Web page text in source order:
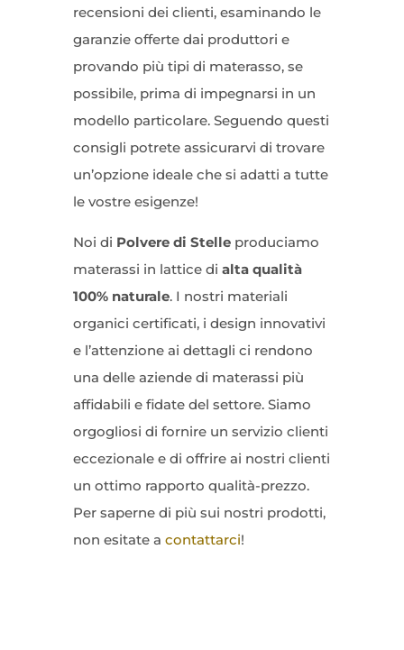
recensioni dei clienti, esaminando le
garanzie offerte dai produttori e
provando più tipi di materasso, se
possibile, prima di impegnarsi in un
modello particolare. Seguendo questi
consigli potrete assicurarvi di trovare
un’opzione ideale che si adatti a tutte
le vostre esigenze!
Noi di Polvere di Stelleproduciamo
materassi in lattice di alta qualità
100% naturale. I nostri materiali
organici certificati, i design innovativi
e l’attenzione ai dettagli ci rendono
una delle aziende di materassi più
affidabili e fidate del settore. Siamo
orgogliosi di fornire un servizio clienti
eccezionale e di offrire ai nostri clienti
un ottimo rapporto qualità-prezzo.
Per saperne di più sui nostri prodotti,
non esitate a contattarci!